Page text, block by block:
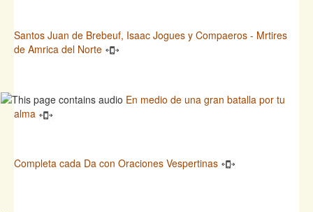
Santos Juan de Brebeuf, Isaac Jogues y Compaeros - Mrtires
de Amrica del Norte
En medio de una gran batalla por tu
alma
Completa cada Da con Oraciones Vespertinas